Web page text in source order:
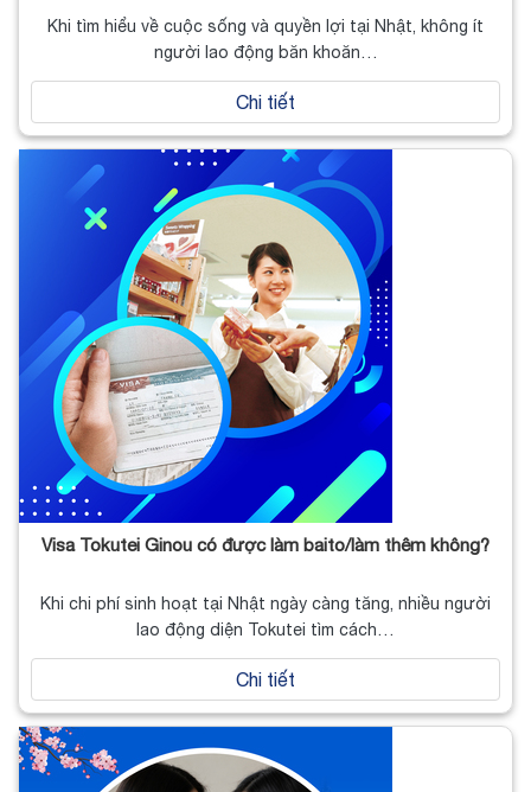
Khi tìm hiểu về cuộc sống và quyền lợi tại Nhật, không ít
người lao động băn khoăn…
Chi tiết
Visa Tokutei Ginou có được làm baito/làm thêm không?
Khi chi phí sinh hoạt tại Nhật ngày càng tăng, nhiều người
lao động diện Tokutei tìm cách…
Chi tiết